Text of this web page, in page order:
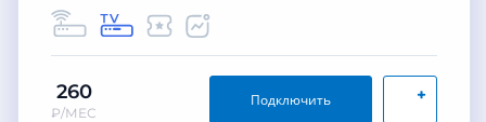
260
₽/МЕС
+
Подключить